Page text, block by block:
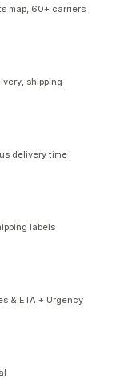
map, 60+ carriers
shipping
delivery time
labels
& ETA + Urgency